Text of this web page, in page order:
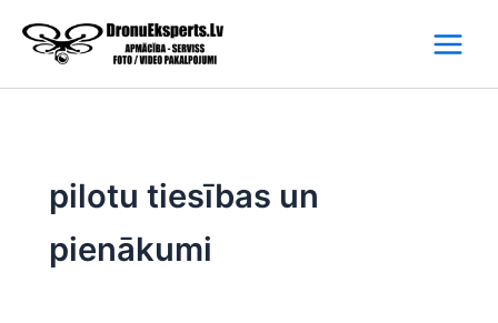
content
pilotu tiesības un
pienākumi